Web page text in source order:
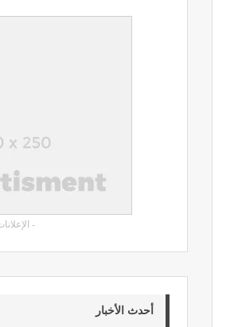
- الإعلانات -
أحدث الأخبار